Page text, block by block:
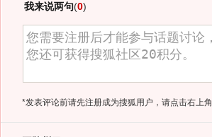
我来说两句(0)
*发表评论前请先注册成为搜狐用户，请点击右上角